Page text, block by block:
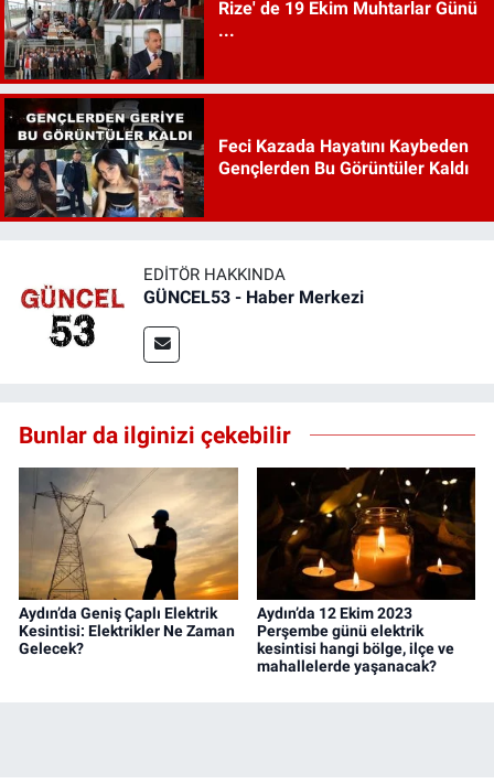
Rize' de 19 Ekim Muhtarlar Günü
...
Feci Kazada Hayatını Kaybeden
Gençlerden Bu Görüntüler Kaldı
EDITÖR HAKKINDA
GÜNCEL53 - Haber Merkezi
Bunlar da ilginizi çekebilir
Aydın’da Geniş Çaplı Elektrik
Kesintisi: Elektrikler Ne Zaman
Gelecek?
Aydın’da 12 Ekim 2023
Perşembe günü elektrik
kesintisi hangi bölge, ilçe ve
mahallelerde yaşanacak?